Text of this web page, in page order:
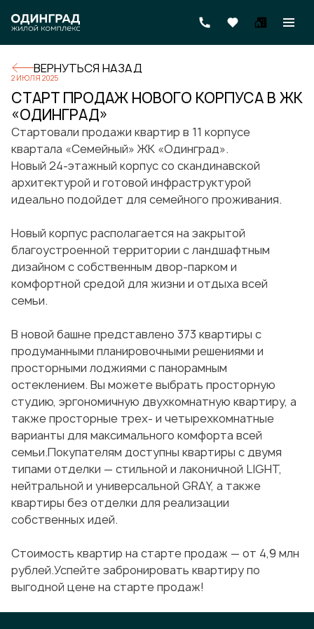
ВЕРНУТЬСЯ НАЗАД
2 ИЮЛЯ 2025
СТАРТ ПРОДАЖ НОВОГО КОРПУСА В ЖК
«ОДИНГРАД»
Стартовали продажи квартир в 11 корпусе
квартала «Семейный» ЖК «Одинград».
Новый 24-этажный корпус со скандинавской
архитектурой и готовой инфраструктурой
идеально подойдет для семейного проживания.
Новый корпус располагается на закрытой
благоустроенной территории с ландшафтным
дизайном с собственным двор-парком и
комфортной средой для жизни и отдыха всей
семьи.
В новой башне представлено 373 квартиры с
продуманными планировочными решениями и
просторными лоджиями с панорамным
остеклением. Вы можете выбрать просторную
студию, эргономичную двухкомнатную квартиру, а
также просторные трех- и четырехкомнатные
варианты для максимального комфорта всей
семьи.Покупателям доступны квартиры с двумя
типами отделки — стильной и лаконичной LIGHT,
нейтральной и универсальной GRAY, а также
квартиры без отделки для реализации
собственных идей.
Стоимость квартир на старте продаж — от 4,9 млн
рублей.Успейте забронировать квартиру по
выгодной цене на старте продаж!